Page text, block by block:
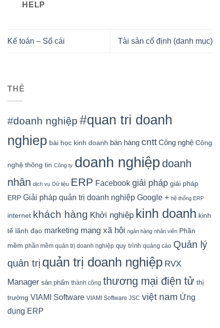
HELP
Kế toán – Sổ cái Tài sản cố định (danh mục)
THẺ
#doanh nghiệp #quan tri doanh
nghiep bài học kinh doanh bán hàng cntt Công nghệ Công
nghệ thông tin Công ty doanh nghiệp doanh
nhân dịch vụ Dữ liệu ERP Facebook giải pháp giải pháp
ERP Giải pháp quản trị doanh nghiệp Google + hệ thống ERP
internet khách hàng Khởi nghiệp kinh doanh kinh
tế lãnh đạo marketing mạng xã hội ngân hàng nhân viên Phần
mềm phần mềm quản trị doanh nghiệp quy trình quảng cáo Quản lý
quản trị quản trị doanh nghiệp RVX
Manager sản phẩm thành công thương mại điện tử thị
trường VIAMI Software VIAMI Software JSC việt nam Ứng
dụng ERP